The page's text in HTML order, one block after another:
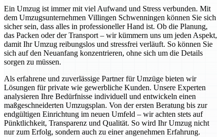
Ein Umzug ist immer mit viel Aufwand und Stress verbunden. Mit
dem Umzugsunternehmen Villingen Schwenningen können Sie sich
sicher sein, dass alles in professioneller Hand ist. Ob die Planung,
das Packen oder der Transport – wir kümmern uns um jeden Aspekt,
damit Ihr Umzug reibungslos und stressfrei verläuft. So können Sie
sich auf den Neuanfang konzentrieren, ohne sich um die Details
sorgen zu müssen.
Als erfahrene und zuverlässige Partner für Umzüge bieten wir
Lösungen für private wie gewerbliche Kunden. Unsere Experten
analysieren Ihre Bedürfnisse individuell und entwickeln einen
maßgeschneiderten Umzugsplan. Von der ersten Beratung bis zur
endgültigen Einrichtung im neuen Umfeld – wir achten stets auf
Pünktlichkeit, Transparenz und Qualität. So wird Ihr Umzug nicht
nur zum Erfolg, sondern auch zu einer angenehmen Erfahrung.